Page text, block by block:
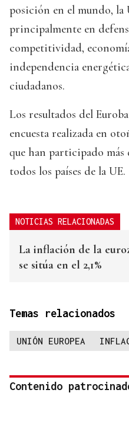
posición en el mundo, la
principalmente en
competitividad,
independencia
ciudadanos.
Los resultados del
encuesta realizada en
que han participado más
todos los países de la UE.
NOTICIAS RELACIONADAS
La inflación de la
se sitúa en el 2,1%
Temas relacionados
UNIÓN EUROPEA
Contenido